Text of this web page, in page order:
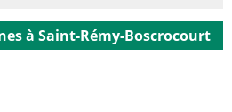
à Saint-Rémy-Boscrocourt